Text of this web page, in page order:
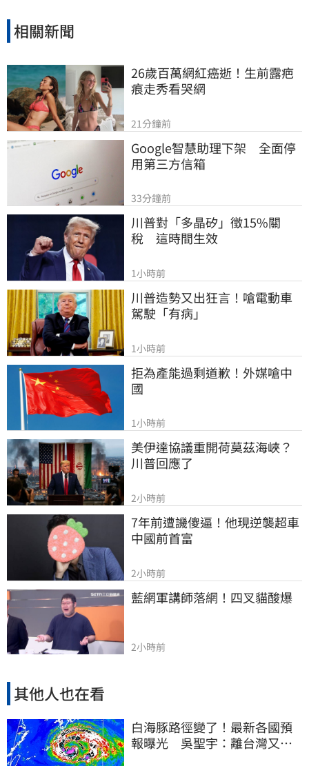
相關新聞
26歲百萬網紅癌逝！生前露疤
痕走秀看哭網
21分鐘前
Google智慧助理下架　全面停
用第三方信箱
33分鐘前
川普對「多晶矽」徵15%關
稅　這時間生效
1小時前
川普造勢又出狂言！嗆電動車
駕駛「有病」
1小時前
拒為產能過剩道歉！外媒嗆中
國
1小時前
美伊達協議重開荷莫茲海峽？
川普回應了
2小時前
7年前遭譏傻逼！他現逆襲超車
中國前首富
2小時前
藍網軍講師落網！四叉貓酸爆
2小時前
其他人也在看
白海豚路徑變了！最新各國預
報曝光 吳聖宇：離台灣又更